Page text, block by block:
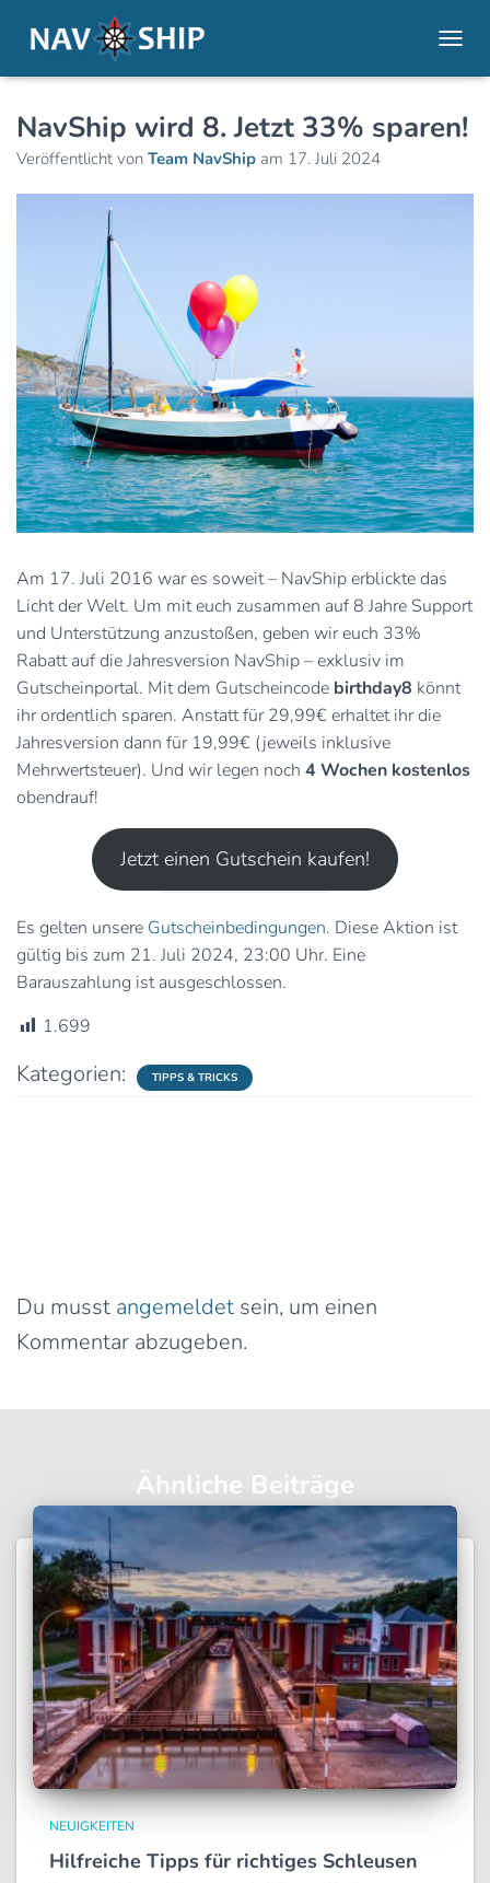
NavShip wird 8. Jetzt 33% sparen!
Veröffentlicht von Team NavShip am 17. Juli 2024
Am 17. Juli 2016 war es soweit – NavShip erblickte das
Licht der Welt. Um mit euch zusammen auf 8 Jahre Support
und Unterstützung anzustoßen, geben wir euch 33%
Rabatt auf die Jahresversion NavShip – exklusiv im
Gutscheinportal. Mit dem Gutscheincode birthday8 könnt
ihr ordentlich sparen. Anstatt für 29,99€ erhaltet ihr die
Jahresversion dann für 19,99€ (jeweils inklusive
Mehrwertsteuer). Und wir legen noch 4 Wochen kostenlos
obendrauf!
Jetzt einen Gutschein kaufen!
Es gelten unsere Gutscheinbedingungen. Diese Aktion ist
gültig bis zum 21. Juli 2024, 23:00 Uhr. Eine
Barauszahlung ist ausgeschlossen.
1.699
Kategorien: TIPPS & TRICKS
Du musst angemeldet sein, um einen
Kommentar abzugeben.
Ähnliche Beiträge
NEUIGKEITEN
Hilfreiche Tipps für richtiges Schleusen